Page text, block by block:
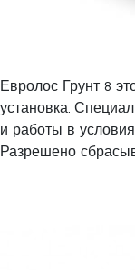
Евролос Грунт 8
установка.
и работы в
Разрешено